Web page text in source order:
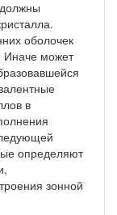
оболочек
Иначе может
в
определяют
зонной